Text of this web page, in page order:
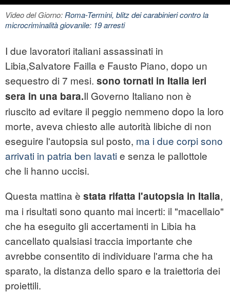
Video del Giorno:Roma-Termini, blitz dei carabinieri contro la
microcriminalità giovanile: 19 arresti
I due lavoratori italiani assassinati in
Libia,Salvatore Failla e Fausto Piano, dopo un
sequestro di 7 mesi. sono tornati in Italia ieri
sera in una bara.Il Governo Italiano non è
riuscito ad evitare il peggio nemmeno dopo la loro
morte, aveva chiesto alle autorità libiche di non
eseguire l'autopsia sul posto, ma i due corpi sono
arrivati in patria ben lavatie senza le pallottole
che li hanno uccisi.
Questa mattina è stata rifatta l'autopsia in Italia,
ma i risultati sono quanto mai incerti: il "macellaio"
che ha eseguito gli accertamenti in Libia ha
cancellato qualsiasi traccia importante che
avrebbe consentito di individuare l'arma che ha
sparato, la distanza dello sparo e la traiettoria dei
proiettili.